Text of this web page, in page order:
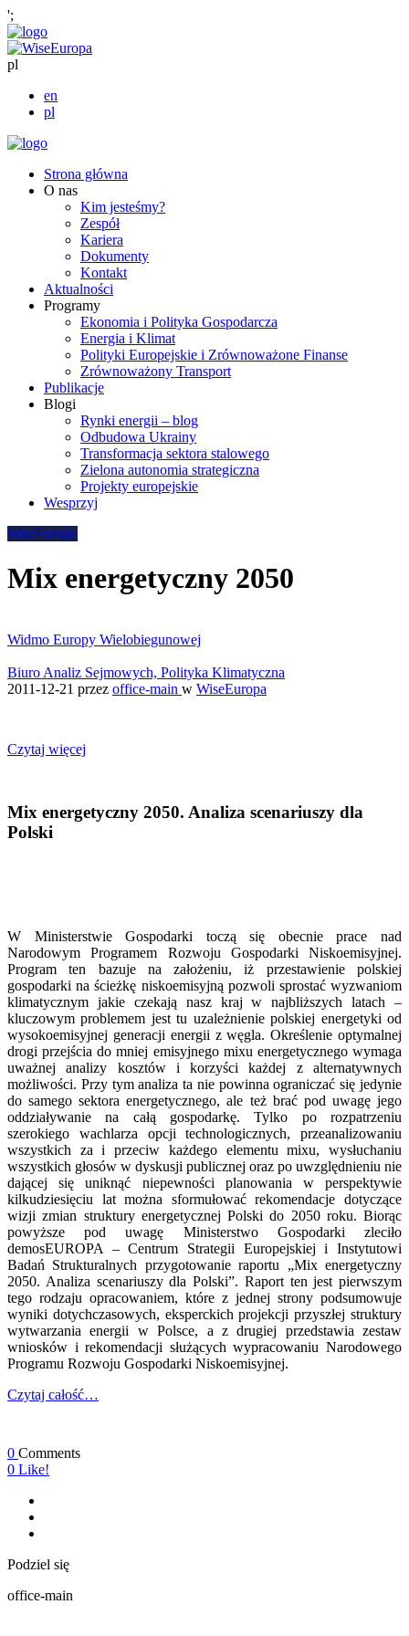
';
pl
en
pl
Strona główna
O nas
Kim jesteśmy?
Zespół
Kariera
Dokumenty
Kontakt
Aktualności
Programy
Ekonomia i Polityka Gospodarcza
Energia i Klimat
Polityki Europejskie i Zrównoważone Finanse
Zrównoważony Transport
Publikacje
Blogi
Rynki energii – blog
Odbudowa Ukrainy
Transformacja sektora stalowego
Zielona autonomia strategiczna
Projekty europejskie
Wesprzyj
WiseEuropa
Mix energetyczny 2050
Widmo Europy Wielobiegunowej
Biuro Analiz Sejmowych, Polityka Klimatyczna
2011-12-21 przez office-main w WiseEuropa
Czytaj więcej
Mix energetyczny 2050. Analiza scenariuszy dla
Polski
W Ministerstwie Gospodarki toczą się obecnie prace nad
Narodowym Programem Rozwoju Gospodarki Niskoemisyjnej.
Program ten bazuje na założeniu, iż przestawienie polskiej
gospodarki na ścieżkę niskoemisyjną pozwoli sprostać wyzwaniom
klimatycznym jakie czekają nasz kraj w najbliższych latach –
kluczowym problemem jest tu uzależnienie polskiej energetyki od
wysokoemisyjnej generacji energii z węgla. Określenie optymalnej
drogi przejścia do mniej emisyjnego mixu energetycznego wymaga
uważnej analizy kosztów i korzyści każdej z alternatywnych
możliwości. Przy tym analiza ta nie powinna ograniczać się jedynie
do samego sektora energetycznego, ale też brać pod uwagę jego
oddziaływanie na całą gospodarkę. Tylko po rozpatrzeniu
szerokiego wachlarza opcji technologicznych, przeanalizowaniu
wszystkich za i przeciw każdego elementu mixu, wysłuchaniu
wszystkich głosów w dyskusji publicznej oraz po uwzględnieniu nie
dającej się uniknąć niepewności planowania w perspektywie
kilkudziesięciu lat można sformułować rekomendacje dotyczące
wizji zmian struktury energetycznej Polski do 2050 roku. Biorąc
powyższe pod uwagę Ministerstwo Gospodarki zleciło
demosEUROPA – Centrum Strategii Europejskiej i Instytutowi
Badań Strukturalnych przygotowanie raportu „Mix energetyczny
2050. Analiza scenariuszy dla Polski”. Raport ten jest pierwszym
tego rodzaju opracowaniem, które z jednej strony podsumowuje
wyniki dotychczasowych, eksperckich projekcji przyszłej struktury
wytwarzania energii w Polsce, a z drugiej przedstawia zestaw
wniosków i rekomendacji służących wypracowaniu Narodowego
Programu Rozwoju Gospodarki Niskoemisyjnej.
Czytaj całość…
0 Comments
0 Like!
Podziel się
office-main